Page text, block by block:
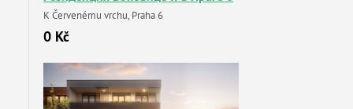
K Červenému vrchu, Praha 6
0 Kč